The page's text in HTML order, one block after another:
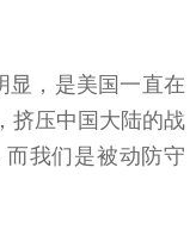
显，是美国一直在
挤压中国大陆的战
我们是被动防守